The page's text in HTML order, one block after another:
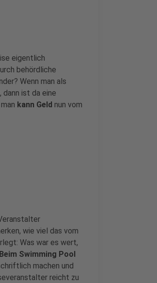
eigentlich
behördliche
Wenn man als
ist da eine
kann Geld nun vom
wie viel das vom
Was war es wert,
Beim Swimming Pool
machen und
reicht zu